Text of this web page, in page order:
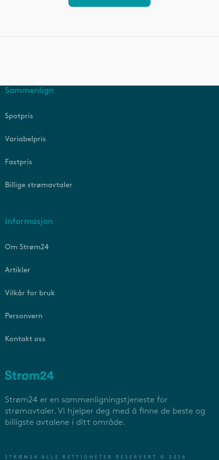
Strøm24 er en sammenligningstjeneste for
strømavtaler. Vi hjelper deg med å finne de beste og
billigste avtalene i ditt område.
STRØM24 ALLE RETTIGHETER RESERVERT © 2026
Sammenlign
Spotpris
Variabelpris
Fastpris
Billige strømavtaler
Informasjon
Om Strøm24
Artikler
Vilkår for bruk
Personvern
Kontakt oss